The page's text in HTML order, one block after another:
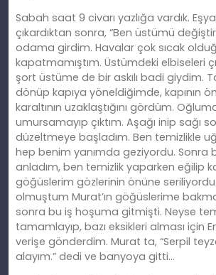
Sabah saat 9 civarı yazlığa vardık.
çıkardıktan sonra, “Ben üstümü
odama girdim. Havalar çok sıcak
kapatmamıştım. Üstümdeki elbiseleri
şort üstüme de bir askılı badi giydim.
dönüp kapıya yöneldiğimde, kapının
karaltının uzaklaştığını gördüm.
umursamayıp çıktım. Aşağı inip sağı
düzeltmeye başladım. Ben temizlikle
hep benim yanımda geziyordu. Sonra
anladım, ben temizlik yaparken eğilip
göğüslerim gözlerinin önüne
olmuştum Murat’ın göğüslerime
sonra bu iş hoşuma gitmişti. Neyse
tamamlayıp, bazı eksikleri alması için
verişe gönderdim. Murat ta, “Serpil
alayım.” dedi ve banyoya gitti…